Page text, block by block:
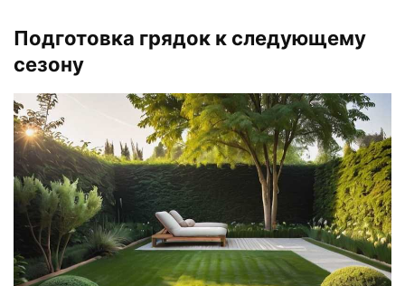
Подготовка грядок к следующему
сезону